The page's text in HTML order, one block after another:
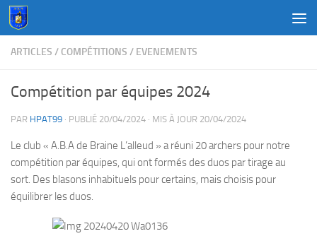
Au dessous du contenu
ARTICLES / COMPÉTITIONS / EVENEMENTS
Compétition par équipes 2024
PAR HPAT99 · PUBLIÉ 20/04/2024 · MIS À JOUR 20/04/2024
Le club « A.B.A de Braine L’alleud » a réuni 20 archers pour notre
compétition par équipes, qui ont formés des duos par tirage au
sort. Des blasons inhabituels pour certains, mais choisis pour
équilibrer les duos.